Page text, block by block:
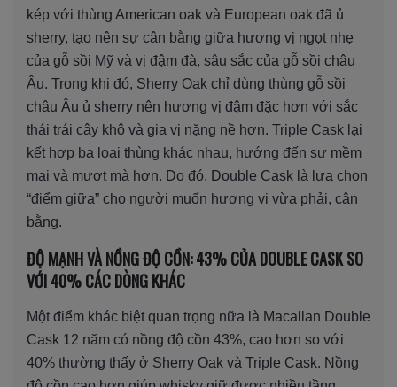
kép với thùng American oak và European oak đã ủ
sherry, tạo nên sự cân bằng giữa hương vị ngọt nhẹ
của gỗ sồi Mỹ và vị đậm đà, sâu sắc của gỗ sồi châu
Âu. Trong khi đó, Sherry Oak chỉ dùng thùng gỗ sồi
châu Âu ủ sherry nên hương vị đậm đặc hơn với sắc
thái trái cây khô và gia vị nặng nề hơn. Triple Cask lại
kết hợp ba loại thùng khác nhau, hướng đến sự mềm
mại và mượt mà hơn. Do đó, Double Cask là lựa chọn
“điểm giữa” cho người muốn hương vị vừa phải, cân
bằng.
ĐỘ MẠNH VÀ NỒNG ĐỘ CỒN: 43% CỦA DOUBLE CASK SO
VỚI 40% CÁC DÒNG KHÁC
Một điểm khác biệt quan trọng nữa là Macallan Double
Cask 12 năm có nồng độ cồn 43%, cao hơn so với
40% thường thấy ở Sherry Oak và Triple Cask. Nồng